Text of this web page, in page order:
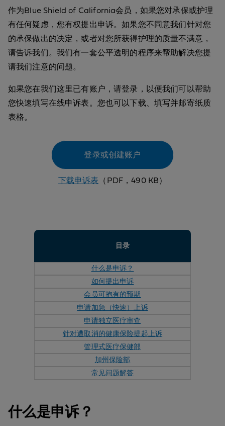
作为Blue Shield of California会员，如果您对承保或护理
有任何疑虑，您有权提出申诉。如果您不同意我们针对您
的承保做出的决定，或者对您所获得护理的质量不满意，
请告诉我们。我们有一套公平透明的程序来帮助解决您提
请我们注意的问题。
如果您在我们这里已有账户，请登录，以便我们可以帮助
您快速填写在线申诉表。您也可以下载、填写并邮寄纸质
表格。
登录或创建账户
下载申诉表 （PDF，490 KB）
目录
什么是申诉？
如何提出申诉
会员可抱有的预期
申请加急（快速）上诉
申请独立医疗审查
针对遭取消的健康保险提起上诉
管理式医疗保健部
加州保险部
常见问题解答
什么是申诉？